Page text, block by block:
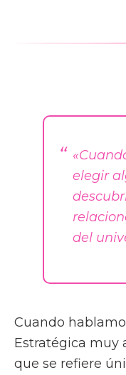
elegir
del
Cuando
Estratégica muy
que se refiere